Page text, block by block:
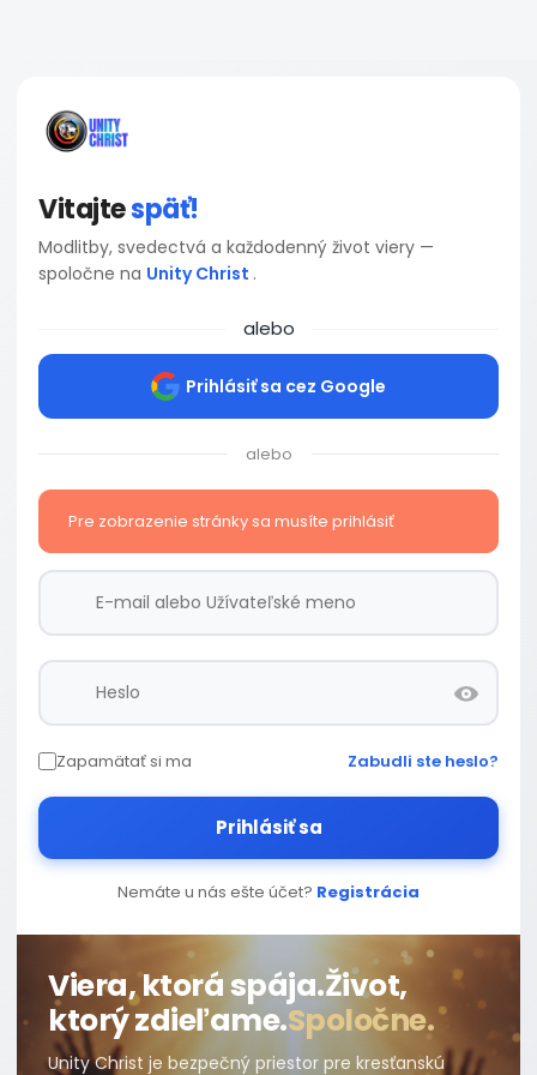
Vitajtespäť!
Modlitby, svedectvá a každodenný život viery —
spoločne na Unity Christ .
alebo
Prihlásiť sa cez Google
alebo
Pre zobrazenie stránky sa musíte prihlásiť
Zapamätať si ma Zabudli ste heslo?
Prihlásiť sa
Nemáte u nás ešte účet? Registrácia
Viera, ktorá spája.Život,
ktorý zdieľame.Spoločne.
Unity Christ je bezpečný priestor pre kresťanskú